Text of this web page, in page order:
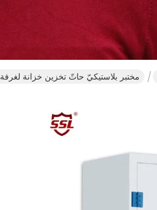
مختبر بلاستيكيّ حاتّ تخزين خزانة لغرفة نظيف,